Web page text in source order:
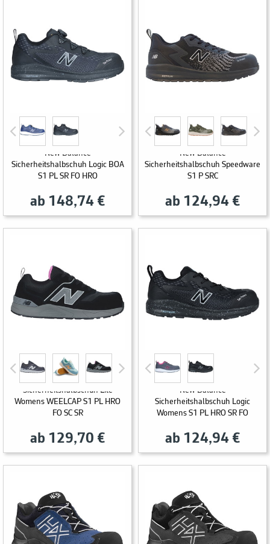
New Balance
Sicherheitshalbschuh Logic BOA
S1 PL SR FO HRO
ab 148,74 €
New Balance
Sicherheitshalbschuh Speedware
S1 P SRC
ab 124,94 €
New Balance
Sicherheitshalbschuh Lite
Womens WEELCAP S1 PL HRO
FO SC SR
ab 129,70 €
New Balance
Sicherheitshalbschuh Logic
Womens S1 PL HRO SR FO
ab 124,94 €